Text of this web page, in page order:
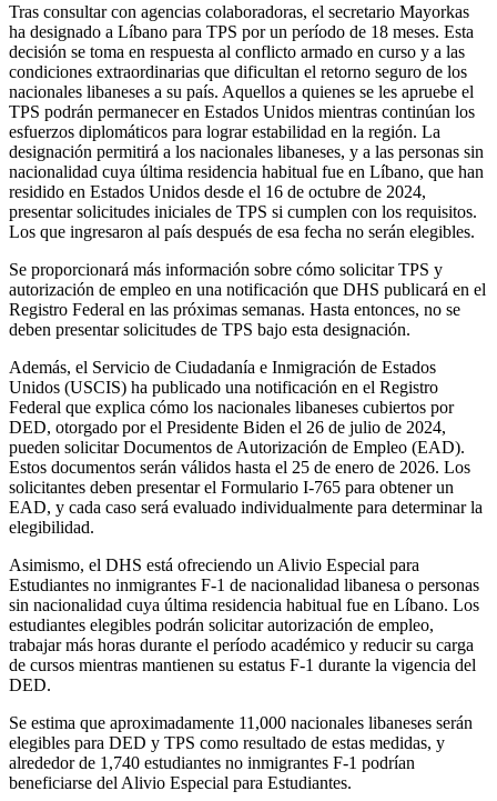
Tras consultar con agencias colaboradoras, el secretario Mayorkas
ha designado a Líbano para TPS por un período de 18 meses. Esta
decisión se toma en respuesta al conflicto armado en curso y a las
condiciones extraordinarias que dificultan el retorno seguro de los
nacionales libaneses a su país. Aquellos a quienes se les apruebe el
TPS podrán permanecer en Estados Unidos mientras continúan los
esfuerzos diplomáticos para lograr estabilidad en la región. La
designación permitirá a los nacionales libaneses, y a las personas sin
nacionalidad cuya última residencia habitual fue en Líbano, que han
residido en Estados Unidos desde el 16 de octubre de 2024,
presentar solicitudes iniciales de TPS si cumplen con los requisitos.
Los que ingresaron al país después de esa fecha no serán elegibles.
Se proporcionará más información sobre cómo solicitar TPS y
autorización de empleo en una notificación que DHS publicará en el
Registro Federal en las próximas semanas. Hasta entonces, no se
deben presentar solicitudes de TPS bajo esta designación.
Además, el Servicio de Ciudadanía e Inmigración de Estados
Unidos (USCIS) ha publicado una notificación en el Registro
Federal que explica cómo los nacionales libaneses cubiertos por
DED, otorgado por el Presidente Biden el 26 de julio de 2024,
pueden solicitar Documentos de Autorización de Empleo (EAD).
Estos documentos serán válidos hasta el 25 de enero de 2026. Los
solicitantes deben presentar el Formulario I-765 para obtener un
EAD, y cada caso será evaluado individualmente para determinar la
elegibilidad.
Asimismo, el DHS está ofreciendo un Alivio Especial para
Estudiantes no inmigrantes F-1 de nacionalidad libanesa o personas
sin nacionalidad cuya última residencia habitual fue en Líbano. Los
estudiantes elegibles podrán solicitar autorización de empleo,
trabajar más horas durante el período académico y reducir su carga
de cursos mientras mantienen su estatus F-1 durante la vigencia del
DED.
Se estima que aproximadamente 11,000 nacionales libaneses serán
elegibles para DED y TPS como resultado de estas medidas, y
alrededor de 1,740 estudiantes no inmigrantes F-1 podrían
beneficiarse del Alivio Especial para Estudiantes.